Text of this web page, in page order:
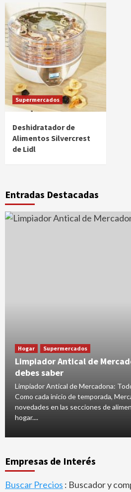
Supermercados
Deshidratador de
Alimentos Silvercrest
de Lidl
Entradas Destacadas
Hogar Supermercados
Limpiador Antical de
debes saber
Limpiador Antical de Mercadona:
Como cada inicio de temporada,
novedades en las secciones de
hogar....
Empresas de Interés
Buscar Precios : Buscador y